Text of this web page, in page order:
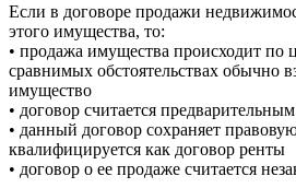
Если в договоре продажи
этого имущества, то:
• продажа имущества происходит по
сравнимых обстоятельствах обычно
имущество
• договор считается предварительным
• данный договор сохраняет
квалифицируется как договор ренты
• договор о ее продаже считается